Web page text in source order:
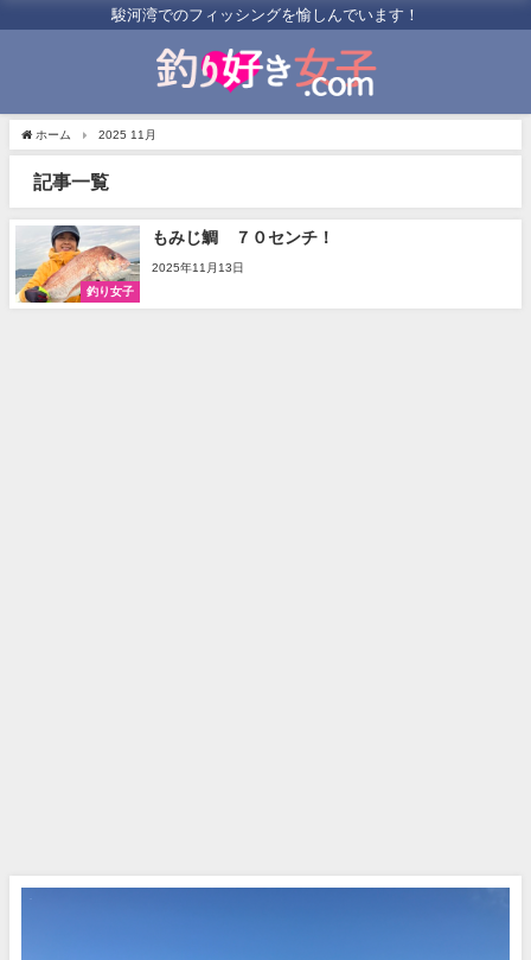
駿河湾でのフィッシングを愉しんでいます！
ホーム 2025 11月
記事一覧
釣り女子
もみじ鯛 ７０センチ！
2025年11月13日